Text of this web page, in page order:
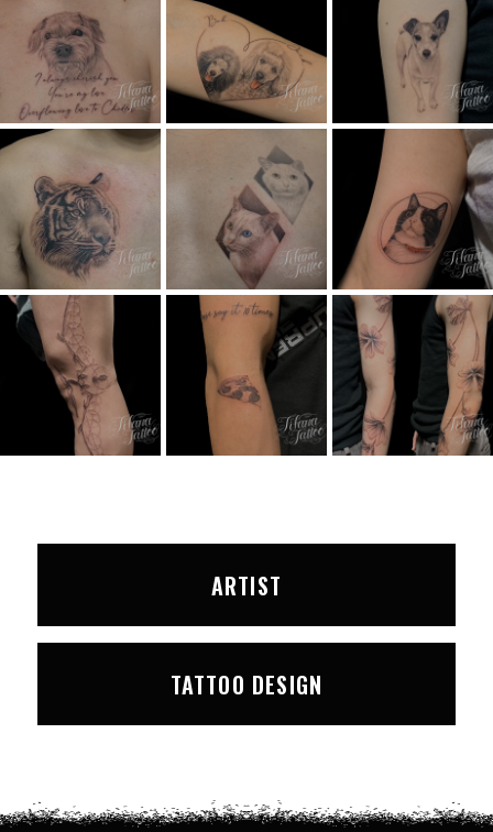
ARTIST
TATTOO DESIGN